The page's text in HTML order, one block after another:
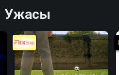
Ужасы